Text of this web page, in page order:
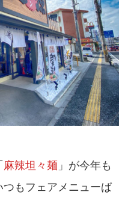
麻辣坦々麺 」が今年も
もフェアメニューば